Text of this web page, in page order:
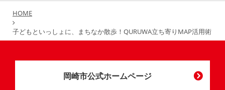
HOME
子どもといっしょに、まちなか散歩！QURUWA立ち寄りMAP活用術
岡崎市公式ホームページ